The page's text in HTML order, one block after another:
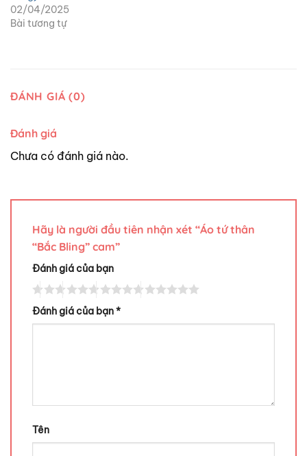
02/04/2025
Bài tương tự
ĐÁNH GIÁ (0)
Đánh giá
Chưa có đánh giá nào.
Hãy là người đầu tiên nhận xét “Áo tứ thân
“Bắc Bling” cam”
Đánh giá của bạn
Đánh giá của bạn*
Tên